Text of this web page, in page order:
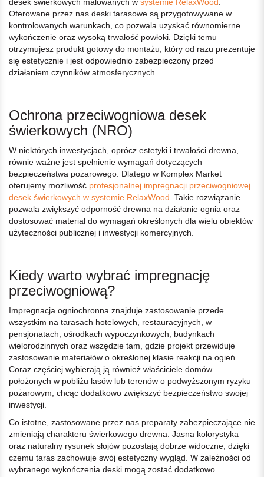
Oferowane przez nas deski tarasowe są przygotowywane w
kontrolowanych warunkach, co pozwala uzyskać równomierne
wykończenie oraz wysoką trwałość powłoki. Dzięki temu
otrzymujesz produkt gotowy do montażu, który od razu prezentuje
się estetycznie i jest odpowiednio zabezpieczony przed
działaniem czynników atmosferycznych.
Ochrona przeciwogniowa desek
świerkowych (NRO)
W niektórych inwestycjach, oprócz estetyki i trwałości drewna,
równie ważne jest spełnienie wymagań dotyczących
bezpieczeństwa pożarowego. Dlatego w Komplex Market
oferujemy możliwość profesjonalnej impregnacji przeciwogniowej
desek świerkowych w systemie RelaxWood. Takie rozwiązanie
pozwala zwiększyć odporność drewna na działanie ognia oraz
dostosować materiał do wymagań określonych dla wielu obiektów
użyteczności publicznej i inwestycji komercyjnych.
Kiedy warto wybrać impregnację
przeciwogniową?
Impregnacja ogniochronna znajduje zastosowanie przede
wszystkim na tarasach hotelowych, restauracyjnych, w
pensjonatach, ośrodkach wypoczynkowych, budynkach
wielorodzinnych oraz wszędzie tam, gdzie projekt przewiduje
zastosowanie materiałów o określonej klasie reakcji na ogień.
Coraz częściej wybierają ją również właściciele domów
położonych w pobliżu lasów lub terenów o podwyższonym ryzyku
pożarowym, chcąc dodatkowo zwiększyć bezpieczeństwo swojej
inwestycji.
Co istotne, zastosowane przez nas preparaty zabezpieczające nie
zmieniają charakteru świerkowego drewna. Jasna kolorystyka
oraz naturalny rysunek słojów pozostają dobrze widoczne, dzięki
czemu taras zachowuje swój estetyczny wygląd. W zależności od
wybranego wykończenia deski mogą zostać dodatkowo